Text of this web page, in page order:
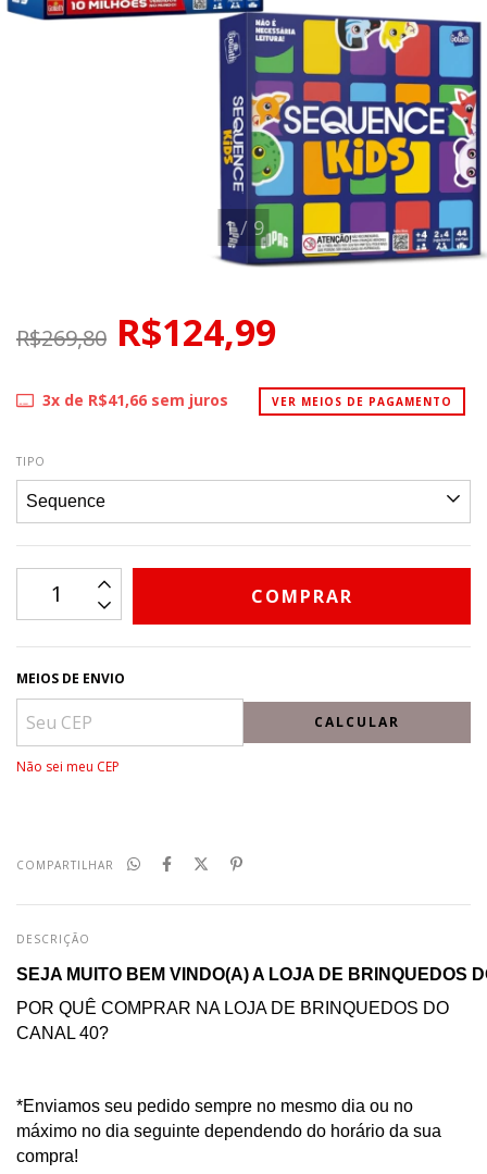
1/ 9
R$269,80 R$124,99
3x de R$41,66sem juros VER MEIOS DE PAGAMENTO
TIPO
MEIOS DE ENVIO
CALCULAR
Não sei meu CEP
COMPARTILHAR
DESCRIÇÃO
SEJA MUITO BEM VINDO(A) A LOJA DE BRINQUEDOS
POR QUÊ COMPRAR NA LOJA DE BRINQUEDOS DO
CANAL 40?
*Enviamos seu pedido sempre no mesmo dia ou no
máximo no dia seguinte dependendo do horário da sua
compra!